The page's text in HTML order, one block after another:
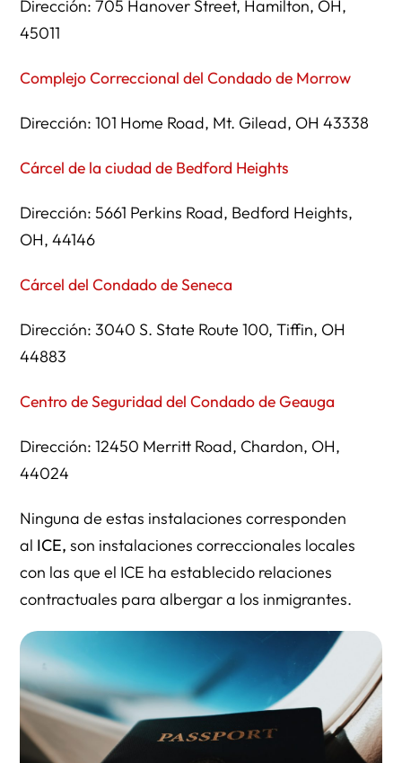
Dirección: 705 Hanover Street, Hamilton, OH,
45011
Complejo Correccional del Condado de Morrow
Dirección: 101 Home Road, Mt. Gilead, OH 43338
Cárcel de la ciudad de Bedford Heights
Dirección: 5661 Perkins Road, Bedford Heights,
OH, 44146
Cárcel del Condado de Seneca
Dirección: 3040 S. State Route 100, Tiffin, OH
44883
Centro de Seguridad del Condado de Geauga
Dirección: 12450 Merritt Road, Chardon, OH,
44024
Ninguna de estas instalaciones corresponden
al ICE, son instalaciones correccionales locales
con las que el ICE ha establecido relaciones
contractuales para albergar a los inmigrantes.